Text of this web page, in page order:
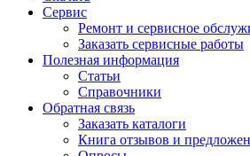
Сервис
Ремонт и сервисное
Заказать сервисные работы
Полезная информация
Статьи
Справочники
Обратная связь
Заказать каталоги
Книга отзывов и